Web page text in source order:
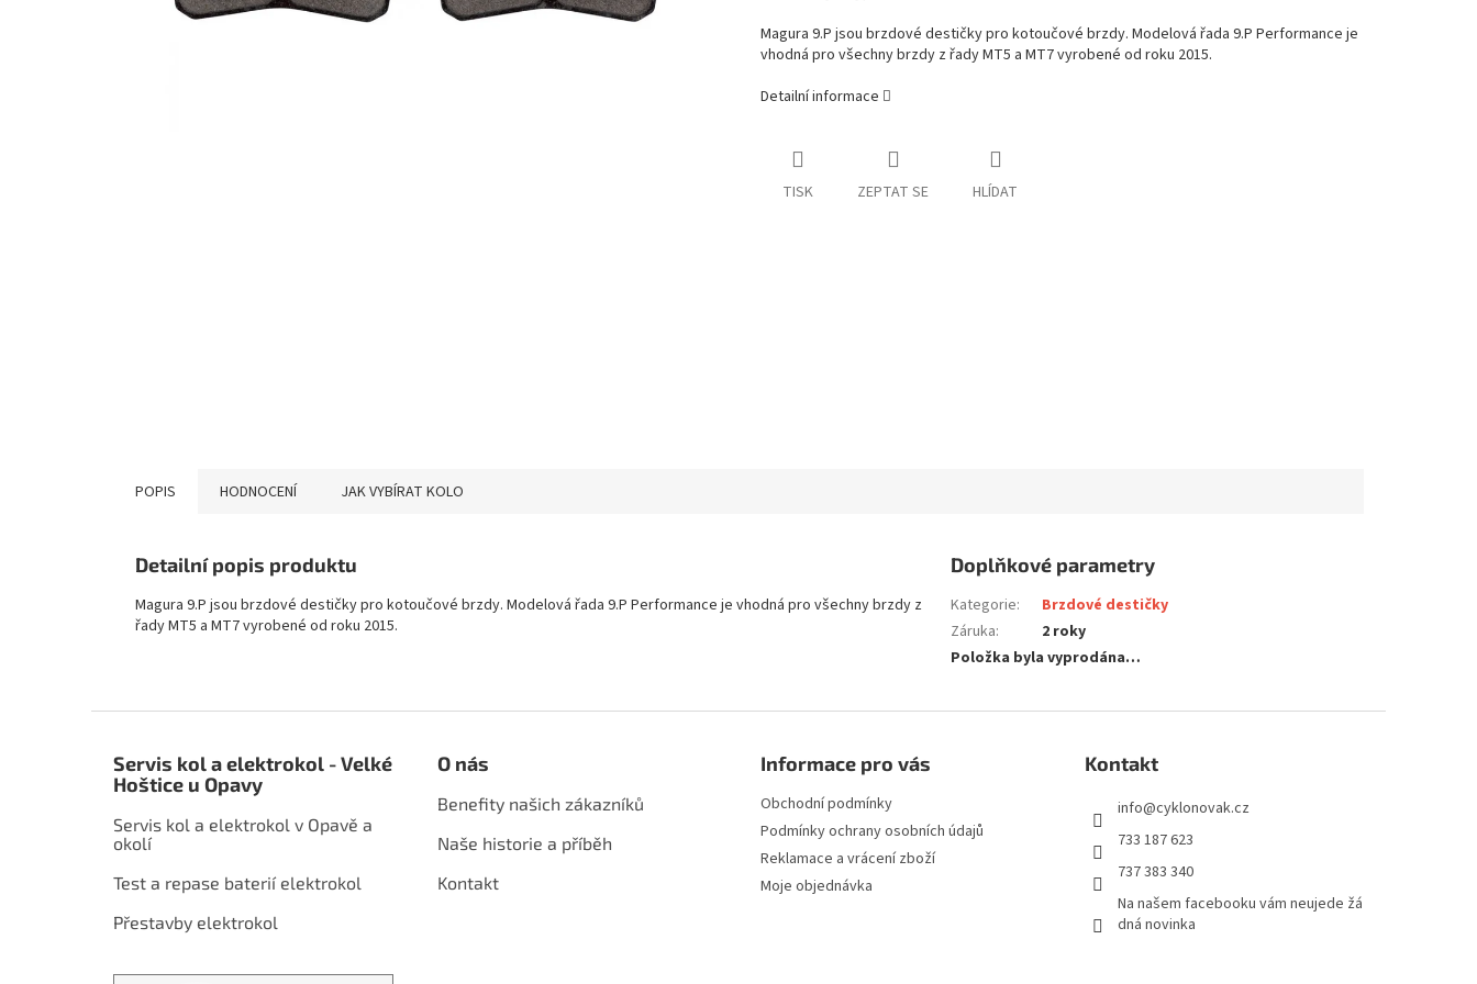
Magura 9.P jsou brzdové destičky pro kotoučové brzdy. Modelová řada 9.P Performance je
vhodná pro všechny brzdy z řady MT5 a MT7 vyrobené od roku 2015.
Detailní informace
TISK ZEPTAT SE HLÍDAT
POPIS HODNOCENÍ JAK VYBÍRAT KOLO
Detailní popis produktu
Magura 9.P jsou brzdové destičky pro kotoučové brzdy. Modelová řada 9.P Performance je vhodná pro všechny brzdy z
řady MT5 a MT7 vyrobené od roku 2015.
Doplňkové parametry
Kategorie:
Brzdové destičky
Záruka:
2 roky
Položka byla vyprodána…
Servis kol a elektrokol - Velké
Hoštice u Opavy
Servis kol a elektrokol v Opavě a
okolí
Test a repase baterií elektrokol
Přestavby elektrokol
O nás
Benefity našich zákazníků
Naše historie a příběh
Kontakt
Informace pro vás
Obchodní podmínky
Podmínky ochrany osobních údajů
Reklamace a vrácení zboží
Moje objednávka
Kontakt
info@cyklonovak.cz
733 187 623
737 383 340
Na našem facebooku vám neujede žá
dná novinka